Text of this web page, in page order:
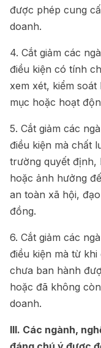
được phép cung
doanh.
4. Cắt giảm các
điều kiện có tính
xem xét, kiểm
mục hoặc hoạt
5. Cắt giảm các
điều kiện mà chất
trường quyết định,
hoặc ảnh hưởng
an toàn xã hội,
đồng.
6. Cắt giảm các
điều kiện mà từ
chưa ban hành
hoặc đã không
doanh.
III. Các ngành,